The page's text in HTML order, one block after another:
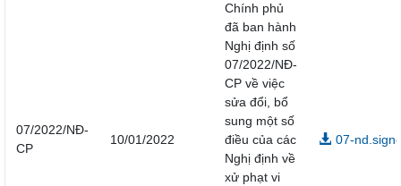
07/2022/NĐ-
CP
10/01/2022
Chính phủ
đã ban hành
Nghị định số
07/2022/NĐ-
CP về việc
sửa đổi, bổ
sung một số
điều của các
Nghị định về
xử phạt vi
07-